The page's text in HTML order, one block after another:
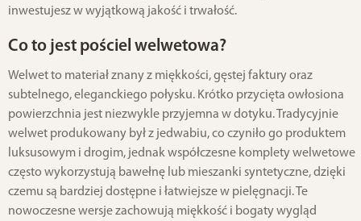
inwestujesz w wyjątkową jakość i trwałość.
Co to jest pościel welwetowa?
Welwet to materiał znany z miękkości, gęstej faktury oraz
subtelnego, eleganckiego połysku. Krótko przycięta owłosiona
powierzchnia jest niezwykle przyjemna w dotyku. Tradycyjnie
welwet produkowany był z jedwabiu, co czyniło go produktem
luksusowym i drogim, jednak współczesne komplety welwetowe
często wykorzystują bawełnę lub mieszanki syntetyczne, dzięki
czemu są bardziej dostępne i łatwiejsze w pielęgnacji. Te
nowoczesne wersje zachowują miękkość i bogaty wygląd